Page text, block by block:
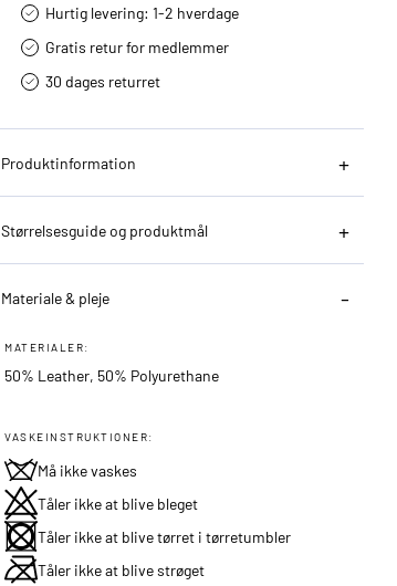
Hurtig levering­: 1-2 hverdage
Gratis retur for medlemmer
30 dages returret
Produktinformation
Størrelsesguide og produktmål
Materiale & pleje
MATERIALER:
50% Leather, 50% Polyurethane
VASKEINSTRUKTIONER:
Må ikke vaskes
Tåler ikke at blive bleget
Tåler ikke at blive tørret i tørretumbler
Tåler ikke at blive strøget